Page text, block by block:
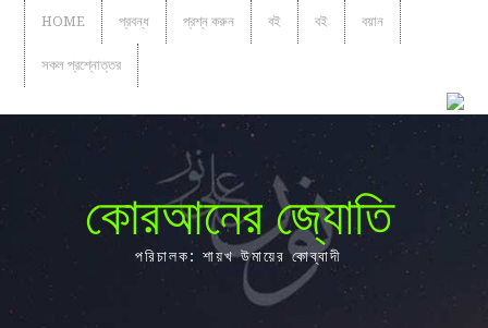
HOME প্রবন্ধ প্রশ্ন করুন বই বই বয়ান
সকল প্রশ্নোত্তর
কোরআনের জ্যোতি
পরিচালক: শায়খ উমায়ের কোব্বাদী